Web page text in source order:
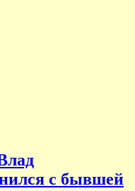
с бывшей